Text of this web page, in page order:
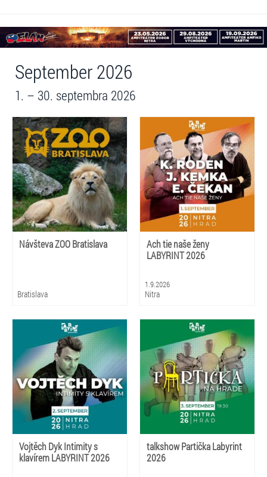
September 2026
1. – 30. septembra 2026
Návšteva ZOO Bratislava
Bratislava
Ach tie naše ženy
LABYRINT 2026
1.9.2026
Nitra
Vojtěch Dyk Intimity s
klavírem LABYRINT 2026
talkshow Partička Labyrint
2026